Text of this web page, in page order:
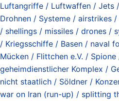
Luftangriffe / Luftwaffen / Jets
Drohnen / Systeme / airstrikes
/ shellings / missiles / drones /
/ Kriegsschiffe / Basen / naval
Mücken / Flittchen e.V. /
geheimdienstlicher Komplex /
nicht staatlich / Söldner /
war on Iran (run-up) / splitting